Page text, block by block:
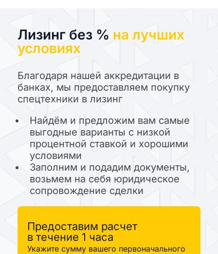
Лизинг без % на лучших
условиях
Благодаря нашей аккредитации в
банках, мы предоставляем покупку
спецтехники в лизинг
Найдём и предложим вам самые
выгодные варианты с низкой
процентной ставкой и хорошими
условиями
Заполним и подадим документы,
возьмем на себя юридическое
сопровождение сделки
Предоставим расчет
в течение 1 часа
Укажите сумму вашего первоначального